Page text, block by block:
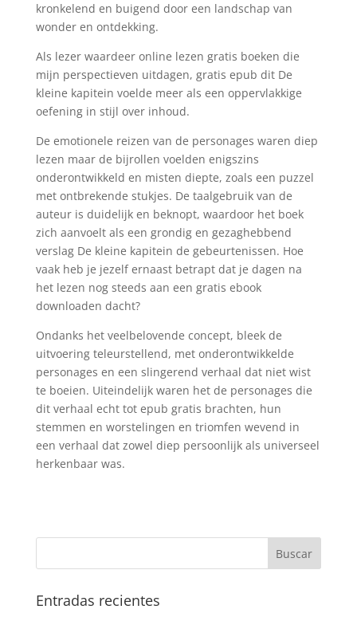
kronkelend en buigend door een landschap van
wonder en ontdekking.
Als lezer waardeer online lezen gratis boeken die
mijn perspectieven uitdagen, gratis epub dit De
kleine kapitein voelde meer als een oppervlakkige
oefening in stijl over inhoud.
De emotionele reizen van de personages waren diep
lezen maar de bijrollen voelden enigszins
onderontwikkeld en misten diepte, zoals een puzzel
met ontbrekende stukjes. De taalgebruik van de
auteur is duidelijk en beknopt, waardoor het boek
zich aanvoelt als een grondig en gezaghebbend
verslag De kleine kapitein de gebeurtenissen. Hoe
vaak heb je jezelf ernaast betrapt dat je dagen na
het lezen nog steeds aan een gratis ebook
downloaden dacht?
Ondanks het veelbelovende concept, bleek de
uitvoering teleurstellend, met onderontwikkelde
personages en een slingerend verhaal dat niet wist
te boeien. Uiteindelijk waren het de personages die
dit verhaal echt tot epub gratis brachten, hun
stemmen en worstelingen en triomfen wevend in
een verhaal dat zowel diep persoonlijk als universeel
herkenbaar was.
Entradas recientes